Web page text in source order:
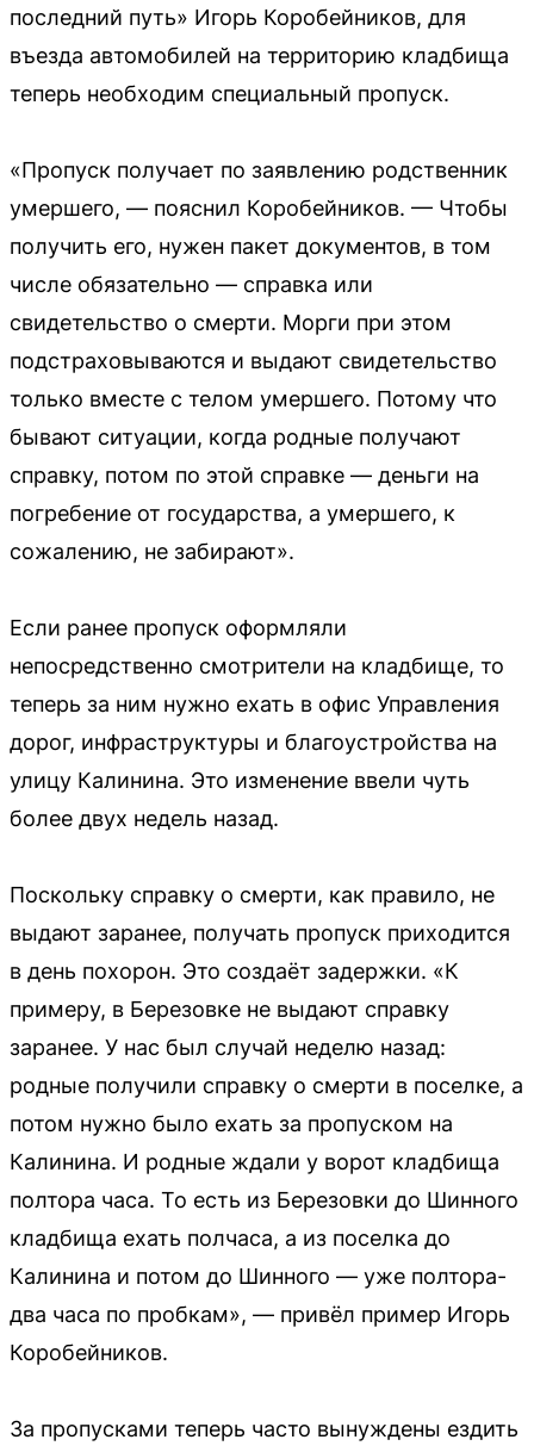
последний путь» Игорь Коробейников, для
въезда автомобилей на территорию кладбища
теперь необходим специальный пропуск.
«Пропуск получает по заявлению родственник
умершего, — пояснил Коробейников. — Чтобы
получить его, нужен пакет документов, в том
числе обязательно — справка или
свидетельство о смерти. Морги при этом
подстраховываются и выдают свидетельство
только вместе с телом умершего. Потому что
бывают ситуации, когда родные получают
справку, потом по этой справке — деньги на
погребение от государства, а умершего, к
сожалению, не забирают».
Если ранее пропуск оформляли
непосредственно смотрители на кладбище, то
теперь за ним нужно ехать в офис Управления
дорог, инфраструктуры и благоустройства на
улицу Калинина. Это изменение ввели чуть
более двух недель назад.
Поскольку справку о смерти, как правило, не
выдают заранее, получать пропуск приходится
в день похорон. Это создаёт задержки. «К
примеру, в Березовке не выдают справку
заранее. У нас был случай неделю назад:
родные получили справку о смерти в поселке, а
потом нужно было ехать за пропуском на
Калинина. И родные ждали у ворот кладбища
полтора часа. То есть из Березовки до Шинного
кладбища ехать полчаса, а из поселка до
Калинина и потом до Шинного — уже полтора-
два часа по пробкам», — привёл пример Игорь
Коробейников.
За пропусками теперь часто вынуждены ездить